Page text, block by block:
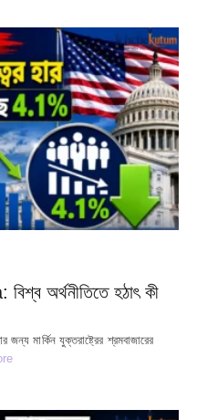
অর্থনীতিতে হঠাৎ কী
মার্কিন যুক্তরাষ্ট্রের শ্রমবাজারের